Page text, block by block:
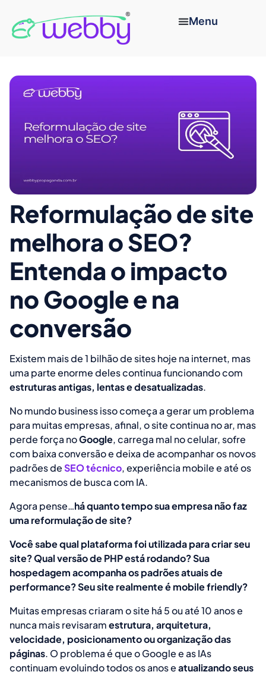
Reformulação de site
melhora o SEO?
Entenda o impacto
no Google e na
conversão
Existem mais de 1 bilhão de sites hoje na internet, mas
uma parte enorme deles continua funcionando com
estruturas antigas, lentas e desatualizadas.
No mundo business isso começa a gerar um problema
para muitas empresas, afinal, o site continua no ar, mas
perde força noGoogle, carrega mal no celular, sofre
com baixa conversão e deixa de acompanhar os novos
padrões deSEO técnico, experiência mobile e até os
mecanismos de busca com IA.
Agora pense…há quanto tempo sua empresa não faz
uma reformulação de site?
Você sabe qual plataforma foi utilizada para criar seu
site? Qual versão de PHP está rodando? Sua
hospedagem acompanha os padrões atuais de
performance? Seu site realmente é mobile friendly?
Muitas empresas criaram o site há 5 ou até 10 anos e
nunca mais revisaramestrutura, arquitetura,
velocidade, posicionamento ou organização das
páginas. O problema é que o Google e as IAs
continuam evoluindo todos os anos eatualizando seus